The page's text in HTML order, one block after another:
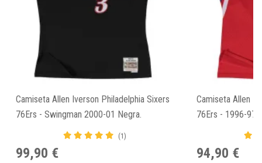
Camiseta Allen Iverson Philadelphia Sixers
76Ers - Swingman 2000-01 Negra.
(1)
99,90 €
Camiseta Allen
76Ers - 1996-97
94,90 €